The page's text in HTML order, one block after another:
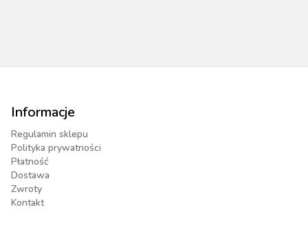
Informacje
Regulamin sklepu
Polityka prywatności
Płatność
Dostawa
Zwroty
Kontakt